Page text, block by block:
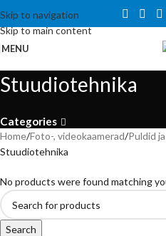
Skip to navigation
Skip to main content
Tähelepanu! Veebisait on
kataloogirežiimis. Hetkel veel tellida
toodete ja hindadega.
MENU
Stuudiotehnika
Categories
Home Foto-, videokaamerad Puldid
Stuudiotehnika
No products were found matching
Search